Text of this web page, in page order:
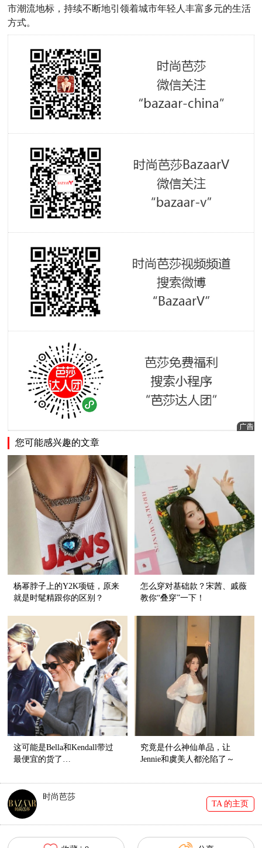
市潮流地标，持续不断地引领着城市年轻人丰富多元的生活
方式。
您可能感兴趣的文章
杨幂脖子上的Y2K项链，原来
就是时髦精跟你的区别？
怎么穿对基础款？宋茜、戚薇
教你“叠穿”一下！
这可能是Bella和Kendall带过
最便宜的货了…
究竟是什么神仙单品，让
Jennie和虞美人都沦陷了～
时尚芭莎
TA 的主页